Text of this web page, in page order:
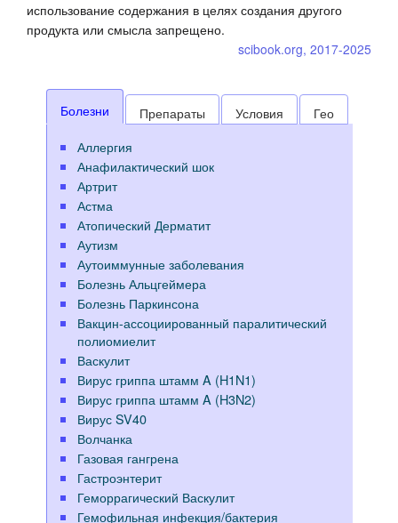
использование содержания в целях создания другого
продукта или смысла запрещено.
scibook.org, 2017-2025
Болезни Препараты Условия
Гео
Аллергия
Анафилактический шок
Артрит
Астма
Атопический Дерматит
Аутизм
Аутоиммунные заболевания
Болезнь Альцгеймера
Болезнь Паркинсона
Вакцин-ассоциированный паралитический
полиомиелит
Васкулит
Вирус гриппа штамм A (H1N1)
Вирус гриппа штамм A (H3N2)
Вирус SV40
Волчанка
Газовая гангрена
Гастроэнтерит
Геморрагический Васкулит
Гемофильная инфекция/бактерия